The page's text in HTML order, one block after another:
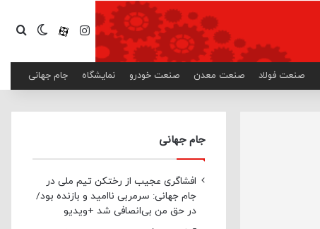
اینستاگرامآپاراتتغییر
صنعت فولاد صنعت معدن صنعت خودرو نمایشگاه جام جهانی
جام جهانی
افشاگری عجیب از رختکن تیم ملی در
جام جهانی: سرمربی ناامید و بازنده بود/
در حق من بی‌انصافی شد +ویدیو